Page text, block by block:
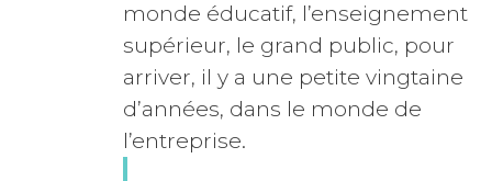
monde éducatif, l’enseignement
supérieur, le grand public, pour
arriver, il y a une petite vingtaine
d’années, dans le monde de
l’entreprise.